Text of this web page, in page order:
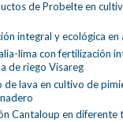
de Probelte en
integral y ecológica en
lima con fertilización
de riego Visareg
de lava en cultivo de
Cantaloup en diferente